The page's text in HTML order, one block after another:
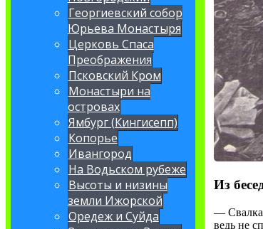
Георгиевский собор
Юрьева Монастыря
Церковь Спаса
Преображения
Псковский Кром
Монастыри на
островах
Ямбург (Кингисепп)
Копорье
Ивангород
На Водьском рубеже
Высоты и низины
земли Ижорской
Оредеж и Суйда
Из
— Свалка
ведь не